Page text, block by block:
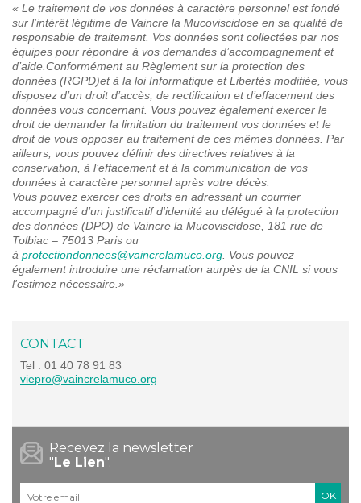
« Le traitement de vos données à caractère personnel est fondé
sur l’intérêt légitime de Vaincre la Mucoviscidose en sa qualité de
responsable de traitement. Vos données sont collectées par nos
équipes pour répondre à vos demandes d’accompagnement et
d’aide.Conformément au Règlement sur la protection des
données (RGPD)et à la loi Informatique et Libertés modifiée, vous
disposez d’un droit d’accès, de rectification et d’effacement des
données vous concernant. Vous pouvez également exercer le
droit de demander la limitation du traitement vos données et le
droit de vous opposer au traitement de ces mêmes données. Par
ailleurs, vous pouvez définir des directives relatives à la
conservation, à l’effacement et à la communication de vos
données à caractère personnel après votre décès.
Vous pouvez exercer ces droits en adressant un courrier
accompagné d’un justificatif d'identité au délégué à la protection
des données (DPO) de Vaincre la Mucoviscidose, 181 rue de
Tolbiac – 75013 Paris ou
à protectiondonnees@vaincrelamuco.org . Vous pouvez
également introduire une réclamation aurpès de la CNIL si vous
l'estimez nécessaire. »
CONTACT
Tel : 01 40 78 91 83
viepro@vaincrelamuco.org
Recevez la newsletter
"Le Lien".
Courriel*